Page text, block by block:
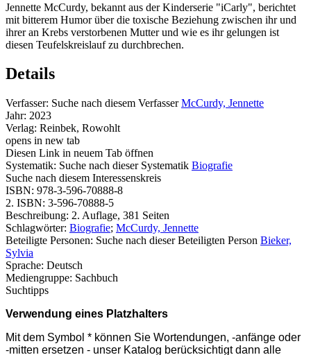
Jennette McCurdy, bekannt aus der Kinderserie "iCarly", berichtet
mit bitterem Humor über die toxische Beziehung zwischen ihr und
ihrer an Krebs verstorbenen Mutter und wie es ihr gelungen ist
diesen Teufelskreislauf zu durchbrechen.
Details
Verfasser: Suche nach diesem Verfasser McCurdy, Jennette
Jahr: 2023
Verlag: Reinbek, Rowohlt
opens in new tab
Diesen Link in neuem Tab öffnen
Systematik: Suche nach dieser Systematik Biografie
Suche nach diesem Interessenskreis
ISBN: 978-3-596-70888-8
2. ISBN: 3-596-70888-5
Beschreibung: 2. Auflage, 381 Seiten
Schlagwörter: Biografie; McCurdy, Jennette
Beteiligte Personen: Suche nach dieser Beteiligten Person Bieker,
Sylvia
Sprache: Deutsch
Mediengruppe: Sachbuch
Suchtipps
Verwendung eines Platzhalters
Mit dem Symbol * können Sie Wortendungen, -anfänge oder
-mitten ersetzen - unser Katalog berücksichtigt dann alle